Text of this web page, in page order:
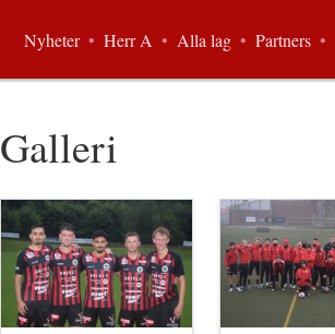
Galleri
Nyheter • Herr A • Alla lag • Partners •